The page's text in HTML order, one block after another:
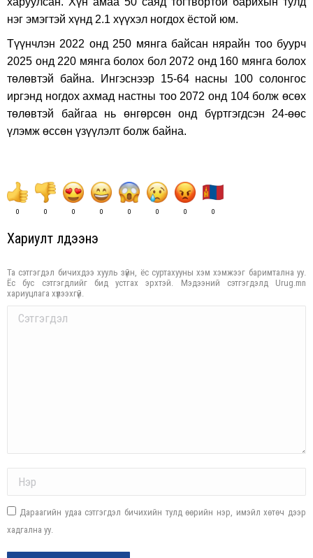
нэг эмэгтэй хүнд 2.1 хүүхэл ногдох ёстой юм.
Түүнчлэн 2022 онд 250 мянга байсан нярайн тоо буурч
2025 онд 220 мянга болох бол 2072 онд 160 мянга болох
төлөвтэй байна. Ингэснээр 15-64 насны 100 солонгос
иргэнд ногдох ахмад настны тоо 2072 онд 104 болж өсөх
төлөвтэй байгаа нь өнгөрсөн онд бүртгэгдсэн 24-өөс
үлэмж өссөн үзүүлэлт болж байна.
0 0 0 0 0 0 0 0
Хариулт үлдээнэ үү
Та сэтгэгдэл бичихдээ хууль зүйн, ёс суртахууны хэм хэмжээг баримтална уу.
Ёс бус сэтгэгдлийг бид устгах эрхтэй. Мэдээний сэтгэгдэлд Urug.mn
хариуцлага хүлээхгүй.
Comment
Дараагийн удаа сэтгэгдэл бичихийн тулд өөрийн нэр, имэйл хөтөч дээр
хадгална уу.